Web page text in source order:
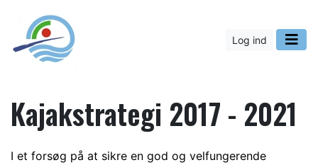
Log ind
Kajakstrategi 2017 - 2021
I et forsøg på at sikre en god og velfungerende